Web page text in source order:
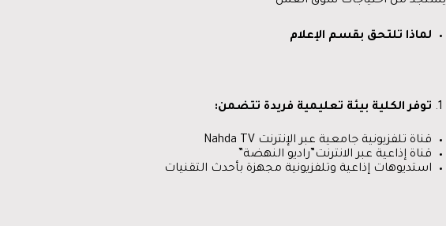
لماذا تلتحق بقسم الإعلام
توفر الكلية بيئة تعليمية فريدة تتضمن:
قناة تلفزيونية جامعية عبر الإنترنت Nahda TV
قناة إذاعية عبر الانترنت”راديو النهضة”
استديوهات إذاعية وتلفزيونية مجهزة بأحدث التقنيات